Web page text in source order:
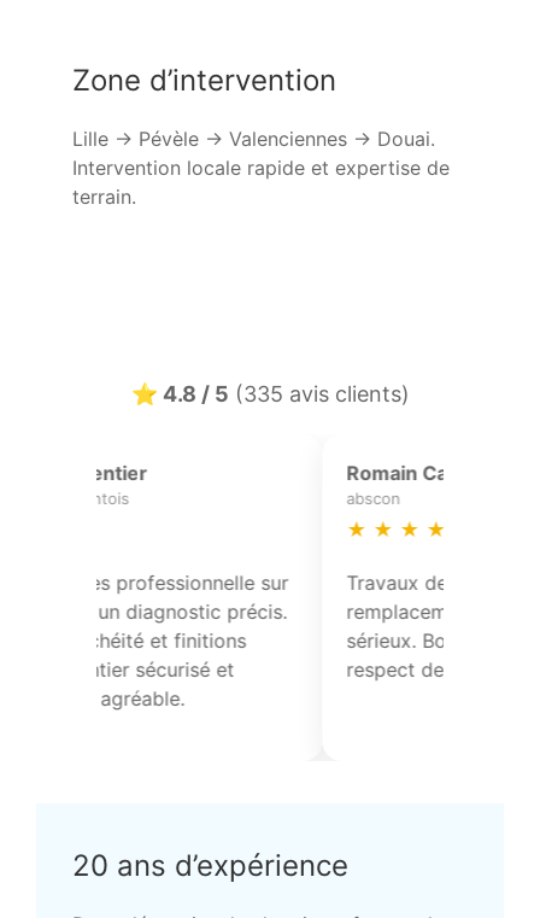
Zone d’intervention
Lille → Pévèle → Valenciennes → Douai.
Intervention locale rapide et expertise de
terrain.
⭐ 4.8 / 5 (335 avis clients)
sur la
à l’écoute.
Travaux de zinguerie et
remplacement de tuiles réalisés avec
sérieux. Bons conseils techniques et
respect des délais annoncés.
20 ans d’expérience